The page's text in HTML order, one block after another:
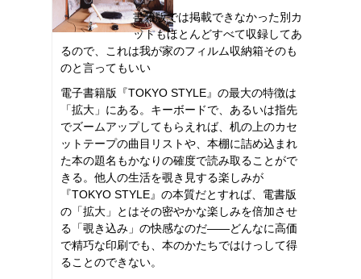
書籍版では掲載できなかった別カ
ットもほとんどすべて収録してあ
るので、これは我が家のフィルム収納箱そのも
のと言ってもいい
電子書籍版『TOKYO STYLE』の最大の特徴は
「拡大」にある。キーボードで、あるいは指先
でズームアップしてもらえれば、机の上のカセ
ットテープの曲目リストや、本棚に詰め込まれ
た本の題名もかなりの確度で読み取ることがで
きる。他人の生活を覗き見する楽しみが
『TOKYO STYLE』の本質だとすれば、電書版
の「拡大」とはその密やかな楽しみを倍加させ
る「覗き込み」の快感なのだ――どんなに高価
で精巧な印刷でも、本のかたちではけっして得
ることのできない。